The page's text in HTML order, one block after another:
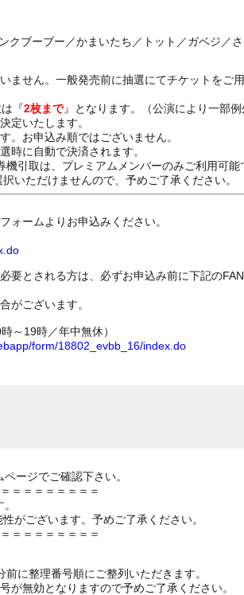
クブーブー／かまいたち／トット／ガベジ／
ません。一般発売前に抽選にてチケットをご
『2枚まで』となります。（公演により一部例
定いたします。
。お申込み順ではございません。
時に自動で決済されます。
機引取は、プレミアムメンバーのみご利用可
いただけませんので、予めご了承ください。
ォームよりお申込みください。
要とされる方は、必ずお申込み前に下記の
がございます。
～19時／年中無休）
form/18802_evbb_16/index.do
ージでご確認下さい。
＝＝＝＝＝＝＝＝
がございます。予めご了承ください。
＝＝＝＝＝＝＝＝
に整理番号順にご整列いただきます。
無効となりますので予めご了承ください。